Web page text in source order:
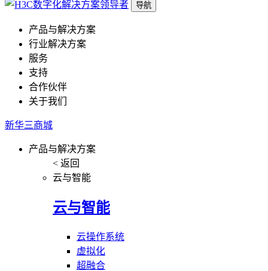
导航
产品与解决方案
行业解决方案
服务
支持
合作伙伴
关于我们
新华三商城
产品与解决方案
< 返回
云与智能
云与智能
云操作系统
虚拟化
超融合